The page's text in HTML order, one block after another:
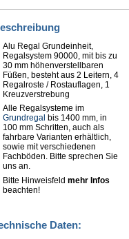
Alu Regal Grundeinheit,
Regalsystem 90000, mit bis zu
30 mm höhenverstellbaren
Füßen, besteht aus 2 Leitern, 4
Regalroste / Rostauflagen, 1
Kreuzverstrebung
Alle Regalsysteme im
Grundregal bis 1400 mm, in
100 mm Schritten, auch als
fahrbare Varianten erhältlich,
sowie mit verschiedenen
Fachböden. Bitte sprechen Sie
uns an.
Bitte Hinweisfeld mehr Infos
beachten!
Daten: